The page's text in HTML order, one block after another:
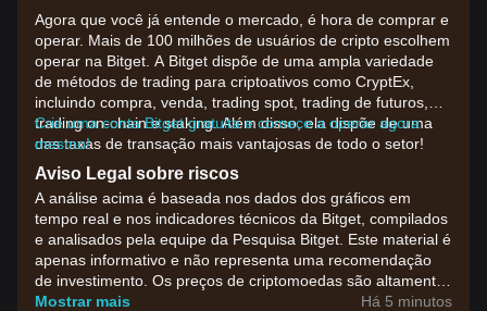
Agora que você já entende o mercado, é hora de comprar e
operar. Mais de 100 milhões de usuários de cripto escolhem
operar na Bitget. A Bitget dispõe de uma ampla variedade
de métodos de trading para criptoativos como CryptEx,
incluindo compra, venda, trading spot, trading de futuros,
trading on-chain e staking. Além disso, ela dispõe de uma
das taxas de transação mais vantajosas de todo o setor!
Crie uma conta Bitget gratuita e comece a operar agora
mesmo!
Aviso Legal sobre riscos
A análise acima é baseada nos dados dos gráficos em
tempo real e nos indicadores técnicos da Bitget, compilados
e analisados pela equipe da Pesquisa Bitget. Este material é
apenas informativo e não representa uma recomendação
de investimento. Os preços de criptomoedas são altamente
voláteis. Tome suas decisões de investimento com base na
Mostrar mais Há 5 minutos